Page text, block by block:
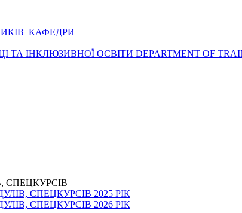
КАФЕДРИ
ОСВІТИ DEPARTMENT OF
СПЕЦКУРСІВ
СПЕЦКУРСІВ 2025 РІК
СПЕЦКУРСІВ 2026 РІК